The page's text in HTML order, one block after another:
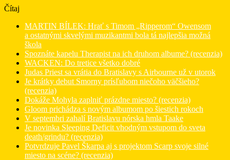
Čítaj
MARTIN BÍLEK: Hrať s Timom „Ripperom“ Owensom
a ostatnými skvelými muzikantmi bola tá najlepšia možná
škola
Spoznáte kapelu Therapist na ich druhom albume? (recenzia)
WACKEN: Do tretice všetko dobré
Judas Priest sa vrátia do Bratislavy s Airbourne už v utorok
Je krátky debut Smorny prísľubom niečoho väčšieho?
(recenzia)
Dokáže Mohyla zaplniť prázdne miesto? (recenzia)
Gloom prichádza s novým albumom po šiestich rokoch
V septembri zahalí Bratislavu nórska hmla Taake
Je novinka Sleeping Deficit vhodným vstupom do sveta
death/grindu? (recenzia)
Potvrdzuje Pavel Škarpa aj s projektom Scarp svoje silné
miesto na scéne? (recenzia)